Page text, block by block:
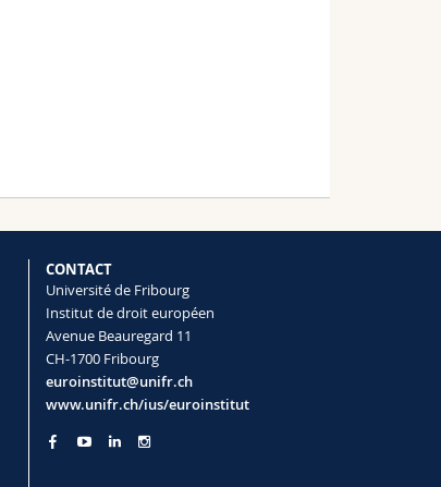
CONTACT
Université de Fribourg
Institut de droit européen
Avenue Beauregard 11
CH-1700 Fribourg
euroinstitut@unifr.ch
www.unifr.ch/ius/euroinstitut